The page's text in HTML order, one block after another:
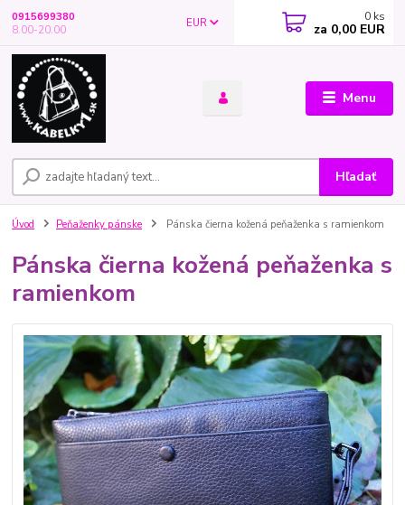
Menu
EUR
Hľadať
0915699380
8.00-20.00
0 ks
za 0,00 EUR
Úvod Peňaženky pánske Pánska čierna kožená peňaženka s ramienkom
Pánska čierna kožená peňaženka s
ramienkom